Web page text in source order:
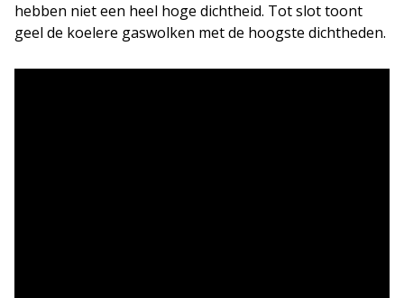
hebben niet een heel hoge dichtheid. Tot slot toont
geel de koelere gaswolken met de hoogste dichtheden.